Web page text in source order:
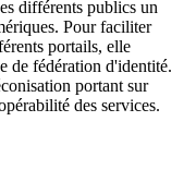
différents publics un
Pour faciliter
portails, elle
de fédération d'identité.
portant sur
des services.